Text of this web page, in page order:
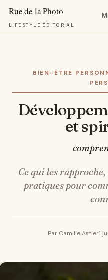
LIFESTYLE ÉDITORIAL
BIEN-ÊTRE
Développement personnel
et
Ce qui les
pratiques pour
Par Camille Astier1